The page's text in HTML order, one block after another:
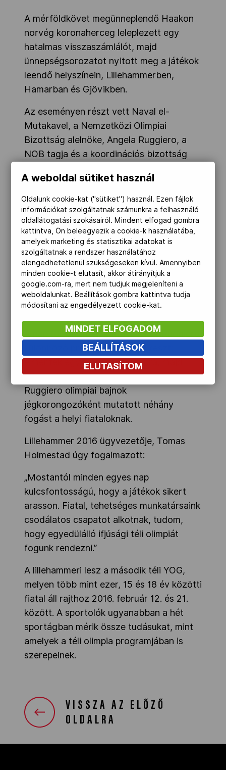
Adatbank
A mérföldkövet megünneplendő Haakon
norvég koronaherceg leleplezett egy
hatalmas visszaszámlálót, majd
ünnepségsorozatot nyitott meg a játékok
leendő helyszínein, Lillehammerben,
Hamarban és Gjövikben.
Az eseményen részt vett Naval el-
Mutakavel, a Nemzetközi Olimpiai
Bizottság alelnöke, Angela Ruggiero, a
NOB tagja és a koordinációs bizottság
norvég kultuszminiszter.
Naval el-Mutakavel beszédében
elmondta:
„Ez valóban a fiatalemberek játékai a
fiatalembereknek. Hatalmas köszönet illeti
a helyi szervezőbizottság fiatal és
tehetséges csapatát. Csodálatos és
felejthetetlen esemény lesz” –
A nap folyamán el-Mutakavel és Ruggiero
különböző programokon vett részt:
elmentek egy iskolai sportnapra, majd
edzést tartottak a jégen – utóbbin
Ruggiero olimpiai bajnok
jégkorongozóként mutatott néhány
fogást a helyi fiataloknak.
Lillehammer 2016 ügyvezetője, Tomas
Holmestad úgy fogalmazott:
„Mostantól minden egyes nap
kulcsfontosságú, hogy a játékok sikert
arasson. Fiatal, tehetséges munkatársaink
csodálatos csapatot alkotnak, tudom,
hogy egyedülálló ifjúsági téli olimpiát
fogunk rendezni.”
A lillehammeri lesz a második téli YOG,
melyen több mint ezer, 15 és 18 év közötti
fiatal áll rajthoz 2016. február 12. és 21.
között. A sportolók ugyanabban a hét
sportágban mérik össze tudásukat, mint
amelyek a téli olimpia programjában is
szerepelnek.
VISSZA AZ ELŐZŐ
OLDALRA
A weboldal sütiket használ
Oldalunk cookie-kat ("sütiket") használ. Ezen fájlok
információkat szolgáltatnak számunkra a felhasználó
oldallátogatási szokásairól. Mindent elfogad gombra
kattintva, Ön beleegyezik a cookie-k használatába,
amelyek marketing és statisztikai adatokat is
szolgáltatnak a rendszer használatához
elengedhetetlenül szükségeseken kívül. Amennyiben
minden cookie-t elutasít, akkor átirányítjuk a
google.com-ra, mert nem tudjuk megjeleníteni a
weboldalunkat. Beállítások gombra kattintva tudja
módosítani az engedélyezett cookie-kat.
MINDET ELFOGADOM
BEÁLLÍTÁSOK
ELUTASÍTOM